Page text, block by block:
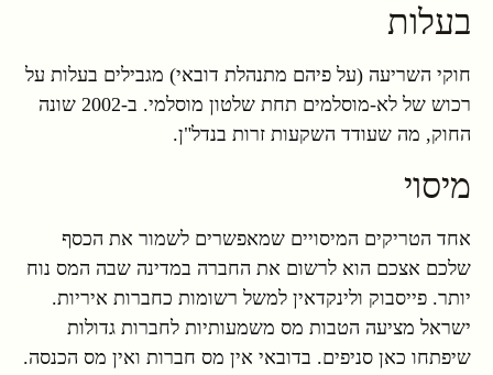
בעלות
חוקי השריעה (על פיהם מתנהלת דובאי) מגבילים בעלות על
רכוש של לא-מוסלמים תחת שלטון מוסלמי. ב-2002 שונה
החוק, מה שעודד השקעות זרות בנדל"ן.
מיסוי
אחד הטריקים המיסויים שמאפשרים לשמור את הכסף
שלכם אצכם הוא לרשום את החברה במדינה שבה המס נוח
יותר. פייסבוק ולינקדאין למשל רשומות כחברות איריות.
ישראל מציעה הטבות מס משמעותיות לחברות גדולות
שיפתחו כאן סניפים. בדובאי אין מס חברות ואין מס הכנסה.